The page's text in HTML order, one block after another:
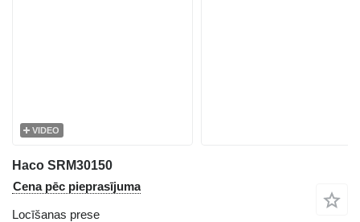
VIDEO
Haco SRM30150
Cena pēc pieprasījuma
Locīšanas prese